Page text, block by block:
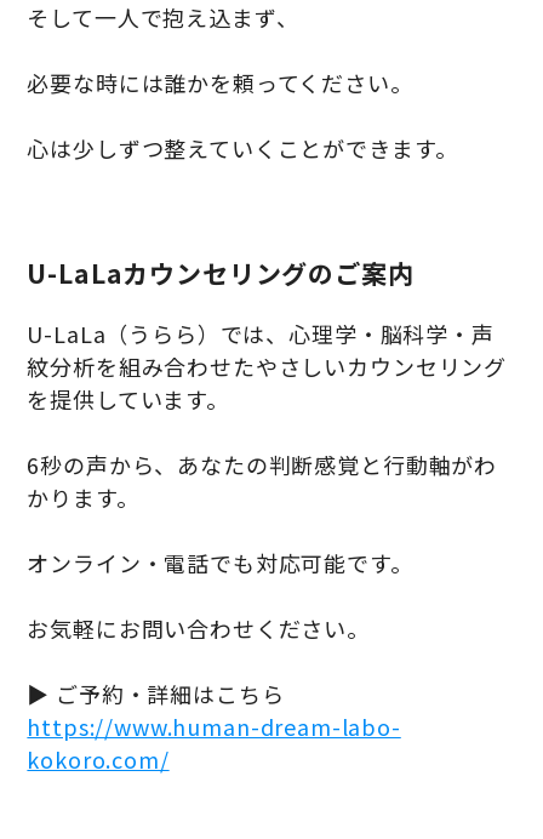
そして一人で抱え込まず、
必要な時には誰かを頼ってください。
心は少しずつ整えていくことができます。
U-LaLaカウンセリングのご案内
U-LaLa（うらら）では、心理学・脳科学・声
紋分析を組み合わせたやさしいカウンセリング
を提供しています。
6秒の声から、あなたの判断感覚と行動軸がわ
かります。
オンライン・電話でも対応可能です。
お気軽にお問い合わせください。
▶ ご予約・詳細はこちら
https://www.human-dream-labo-
kokoro.com/